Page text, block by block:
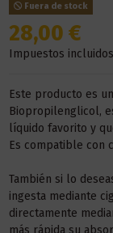
Fuera de stock
28,00 €
Impuestos incluidos
Este producto es
Biopropilenglicol,
líquido favorito y
Es compatible con
También si lo
ingesta mediante
directamente
más rápida su